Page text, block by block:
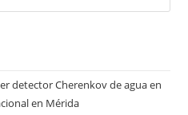
detector Cherenkov de agua en
en Mérida